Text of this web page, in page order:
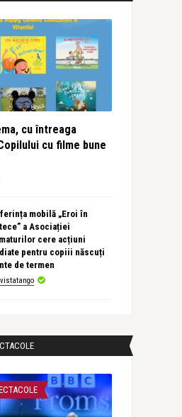
cu întreaga
cu filme bune
mobilă „Eroi în
a Asociației
cere acțiuni
pentru copiii născuți
de termen